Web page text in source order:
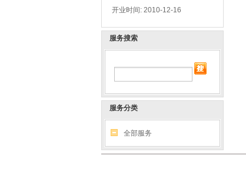
开业时间: 2010-12-16
服务搜索
服务分类
全部服务